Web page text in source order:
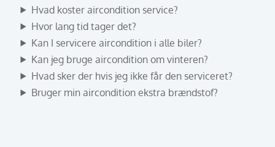
Hvad koster aircondition service?
Hvor lang tid tager det?
Kan I servicere aircondition i alle biler?
Kan jeg bruge aircondition om vinteren?
Hvad sker der hvis jeg ikke får den serviceret?
Bruger min aircondition ekstra brændstof?